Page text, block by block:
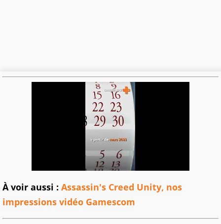
À voir aussi : Assassin's Creed Unity, nos
impressions vidéo Gamescom